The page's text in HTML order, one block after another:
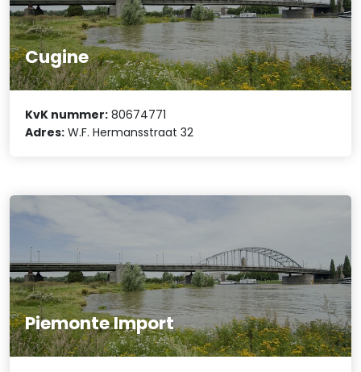
Cugine
KvK nummer: 80674771
Adres: W.F. Hermansstraat 32
Piemonte Import